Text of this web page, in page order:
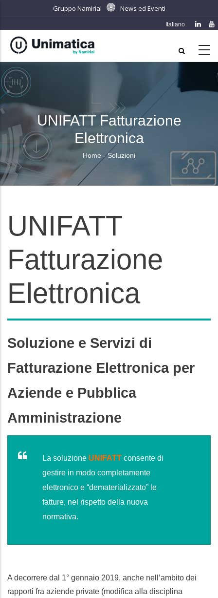
principale
Gruppo Namirial News ed Eventi
Italiano
UNIFATT Fatturazione
Elettronica
Briciole
di
Home Soluzioni
UNIFATT
Fatturazione
Elettronica
Soluzione e Servizi di
Fatturazione Elettronica per
Aziende e Pubblica
Amministrazione
La soluzione UNIFATT consente di
gestire in modo completamente
elettronico e “dematerializzato” le
fatture, nel rispetto della nuova
normativa.
A decorrere dal 1° gennaio 2019, anche nell’ambito dei
rapporti fra aziende private (modifica alla disciplina